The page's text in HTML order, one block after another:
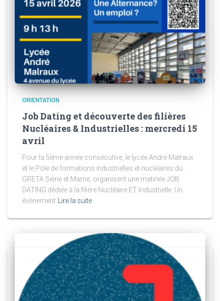
ORIENTATION
Job Dating et découverte des filières
Nucléaires & Industrielles : mercredi 15
avril
Pour la 5ème année consécutive, le lycée André Malraux
et le Pôle de formations industrielles et nucléaires du
GRETA Seine et Marne, organisent une matinée JOB
DATING dédiée à la filière Nucléaire ET Industrielle. Un
évènement
Lire la suite